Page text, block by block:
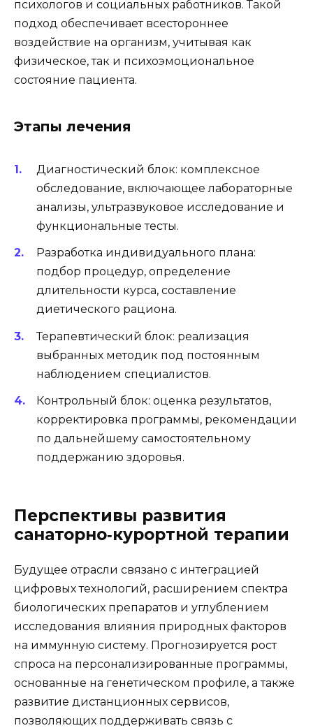
психологов и социальных работников. Такой
подход обеспечивает всестороннее
воздействие на организм, учитывая как
физическое, так и психоэмоциональное
состояние пациента.
Этапы лечения
Диагностический блок: комплексное
обследование, включающее лабораторные
анализы, ультразвуковое исследование и
функциональные тесты.
Разработка индивидуального плана:
подбор процедур, определение
длительности курса, составление
диетического рациона.
Терапевтический блок: реализация
выбранных методик под постоянным
наблюдением специалистов.
Контрольный блок: оценка результатов,
корректировка программы, рекомендации
по дальнейшему самостоятельному
поддержанию здоровья.
Перспективы развития
санаторно‑курортной терапии
Будущее отрасли связано с интеграцией
цифровых технологий, расширением спектра
биологических препаратов и углублением
исследования влияния природных факторов
на иммунную систему. Прогнозируется рост
спроса на персонализированные программы,
основанные на генетическом профиле, а также
развитие дистанционных сервисов,
позволяющих поддерживать связь с